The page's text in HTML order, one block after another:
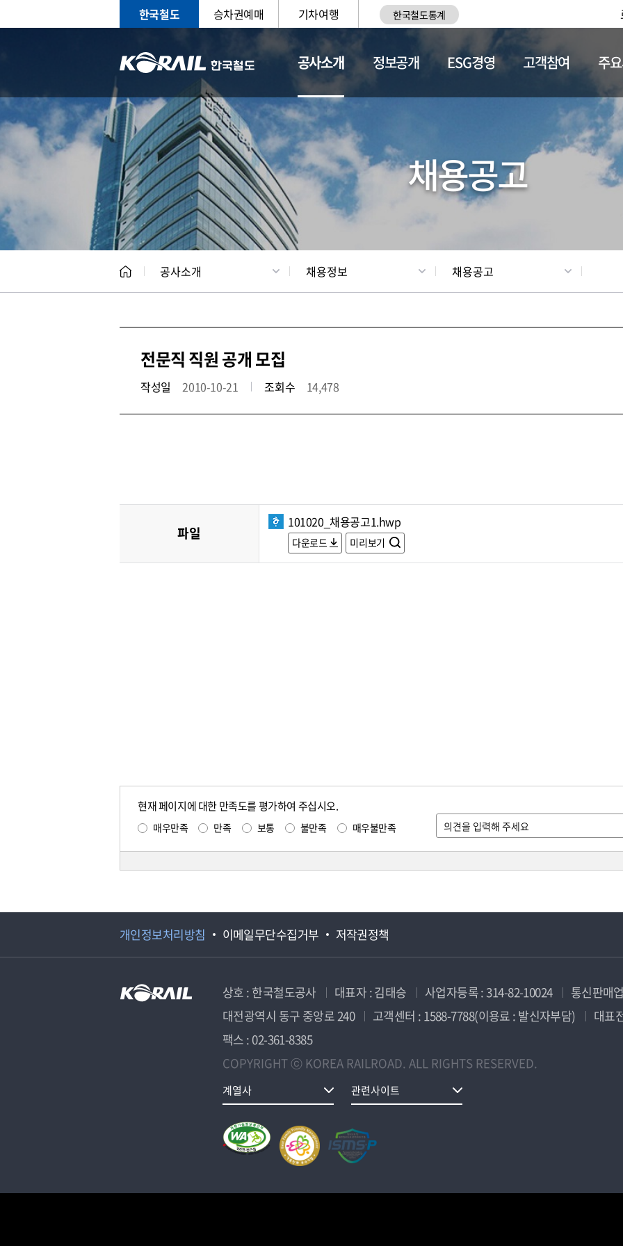
한국철도 승차권예매 기차여행 한국철도통계
공사소개
CEO 일반현황 채용정보
정보공개 ESG경영 고객참여 주
채용공고
공사소개 채용정보 채용공고
전문직 직원 공개 모집
작성일 2010-10-21 조회수 14,478
파일
101020_채용공고1.hwp
다운로드 미리보기
현재 페이지에 대한 만족도를 평가하여 주십시오.
매우만족 만족 보통 불만족 매우불만족
개인정보처리방침 이메일무단수집거부 저작권정책
상호 : 한국철도공사 대표자 : 김태승 사업자등록 : 314-82-10024
통신판매
대전광역시 동구 중앙로 240
고객센터 : 1588-7788(이용료 : 발신자부담)
대표
팩스 : 02-361-8385
COPYRIGHT ⓒ KOREA RAILROAD. ALL RIGHTS RESERVED.
계열사 관련사이트